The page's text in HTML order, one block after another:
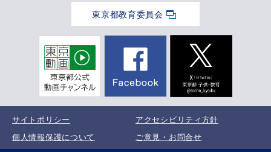
東京都教育委員会
サイトポリシー
アクセシビリティ方針
個人情報保護について
ご意見・お問合せ